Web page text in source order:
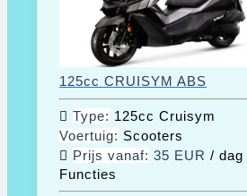
125cc CRUISYM ABS
Type: 125cc Cruisym
Voertuig: Scooters
Prijs vanaf: 35 EUR / dag
Functies